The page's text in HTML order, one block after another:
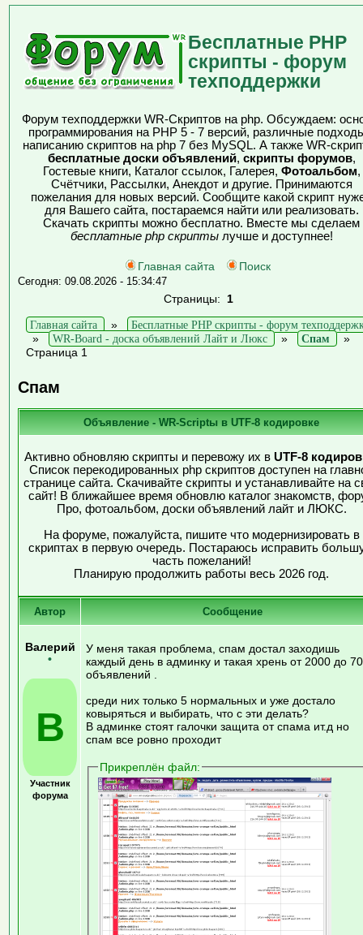
Бесплатные PHP
скрипты - форум
техподдержки
Форум техподдержки WR-Скриптов на php. Обсуждаем:
программирования на PHP 5 - 7 версий, различные
написанию скриптов на php 7 без MySQL. А также WR-
бесплатные доски объявлений, скрипты форумов,
Гостевые книги, Каталог ссылок, Галерея, Фотоальбом,
Счётчики, Рассылки, Анекдот и другие. Принимаются
пожелания для новых версий. Сообщите какой скрипт
для Вашего сайта, постараемся найти или реализовать.
Скачать скрипты можно бесплатно. Вместе мы сделаем
бесплатные php скриптылучше и доступнее!
Главная сайта Поиск
Сегодня: 09.08.2026 - 15:34:47
Страницы: 1
Главная сайта
»
Бесплатные PHP скрипты - форум
»
WR-Board - доска объявлений Лайт и Люкс » Спам
»
Страница 1
Спам
Объявление - WR-Scriptы в UTF-8 кодировке
Активно обновляю скрипты и перевожу их в UTF-8
Список перекодированных php скриптов доступен на
странице сайта. Скачивайте скрипты и устанавливайте на
сайт! В ближайшее время обновлю каталог знакомств,
Про, фотоальбом, доски объявлений лайт и ЛЮКС.
На форуме, пожалуйста, пишите что модернизировать в
скриптах в первую очередь. Постараюсь исправить
часть пожеланий!
Планирую продолжить работы весь 2026 год.
Автор Сообщение
Валерий
•
В
Участник
форума
У меня такая проблема, спам достал заходишь
каждый день в админку и такая хрень от 2000 до
объявлений .
среди них только 5 нормальных и уже достало
ковыряться и выбирать, что с эти делать?
В админке стоят галочки защита от спама ит.д но
спам все ровно проходит
Прикреплён файл: